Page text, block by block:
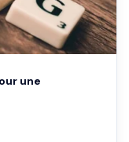
une